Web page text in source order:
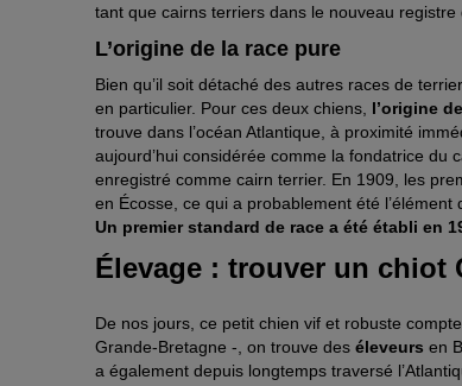
tant que cairns terriers dans le nouveau
L’origine de la race pure
Bien qu’il soit détaché des autres races de
en particulier. Pour ces deux chiens, l’origine
trouve dans l’océan Atlantique, à proximité
aujourd’hui considérée comme la fondatrice
enregistré comme cairn terrier. En 1909, les
en Écosse, ce qui a probablement été
Un premier standard de race a été établi en
Élevage : trouver un chiot
De nos jours, ce petit chien vif et robuste compte
Grande-Bretagne -, on trouve des éleveurs en
a également depuis longtemps traversé